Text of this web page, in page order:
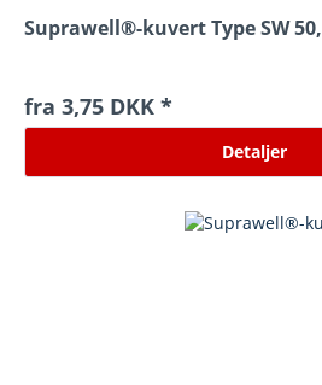
Suprawell®-kuvert Type SW
fra 3,75 DKK *
Detaljer